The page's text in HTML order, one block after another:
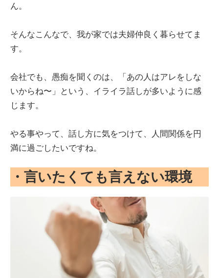
ん。
そんなこんなで、我が家では夫婦仲良く暮らせてま
す。
会社でも、愚痴を聞くのは、「あの人はアレをしな
いからね〜」という、イライラ話しが多いように感
じます。
やる事やって、話し方に気をつけて、人間関係を円
満に過ごしたいですね。
・言いたくても言えない環境